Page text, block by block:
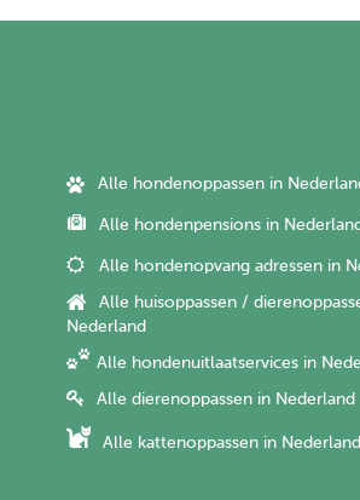
Alle hondenoppassen in
Alle hondenpensions in Nederland
Alle hondenopvang adressen in
Alle huisoppassen /
Nederland
Alle hondenuitlaatservices in
Alle dierenoppassen in Nederland
Alle kattenoppassen in Nederland